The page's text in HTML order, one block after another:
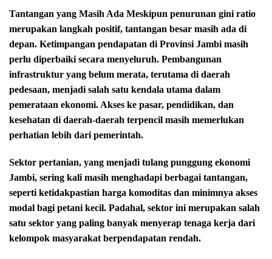
Tantangan yang Masih Ada Meskipun penurunan gini ratio
merupakan langkah positif, tantangan besar masih ada di
depan. Ketimpangan pendapatan di Provinsi Jambi masih
perlu diperbaiki secara menyeluruh. Pembangunan
infrastruktur yang belum merata, terutama di daerah
pedesaan, menjadi salah satu kendala utama dalam
pemerataan ekonomi. Akses ke pasar, pendidikan, dan
kesehatan di daerah-daerah terpencil masih memerlukan
perhatian lebih dari pemerintah.
Sektor pertanian, yang menjadi tulang punggung ekonomi
Jambi, sering kali masih menghadapi berbagai tantangan,
seperti ketidakpastian harga komoditas dan minimnya akses
modal bagi petani kecil. Padahal, sektor ini merupakan salah
satu sektor yang paling banyak menyerap tenaga kerja dari
kelompok masyarakat berpendapatan rendah.